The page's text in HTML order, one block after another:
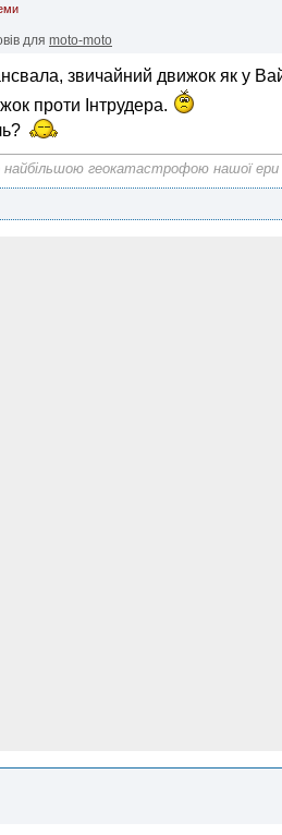
для moto-moto
звичайний движок як у
проти Інтрудера.
найбільшою геокатастрофою нашої ери